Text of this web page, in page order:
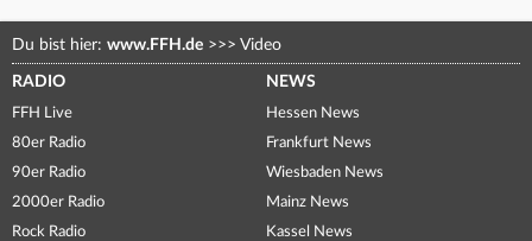
Du bist hier: www.FFH.de >>> Video
RADIO
FFH Live
80er Radio
90er Radio
2000er Radio
Rock Radio
NEWS
Hessen News
Frankfurt News
Wiesbaden News
Mainz News
Kassel News